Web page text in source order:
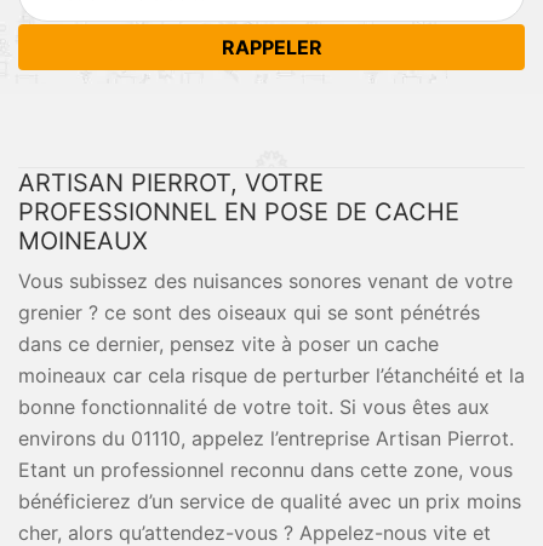
ARTISAN PIERROT, VOTRE
PROFESSIONNEL EN POSE DE CACHE
MOINEAUX
Vous subissez des nuisances sonores venant de votre
grenier ? ce sont des oiseaux qui se sont pénétrés
dans ce dernier, pensez vite à poser un cache
moineaux car cela risque de perturber l’étanchéité et la
bonne fonctionnalité de votre toit. Si vous êtes aux
environs du 01110, appelez l’entreprise Artisan Pierrot.
Etant un professionnel reconnu dans cette zone, vous
bénéficierez d’un service de qualité avec un prix moins
cher, alors qu’attendez-vous ? Appelez-nous vite et